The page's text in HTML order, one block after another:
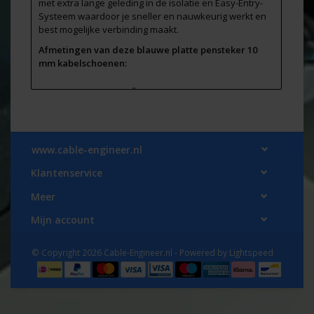
met extra lange geleding in de isolatie en Easy-Entry-
Systeem waardoor je sneller en nauwkeurig werkt en
best mogelijke verbinding maakt.
Afmetingen van deze blauwe platte pensteker 10
mm kabelschoenen:
B = 2,3 mm
L = 19,8 mm
E = 10,0 mm
D = 5,0 mm
d1 = 2,3 mm
www.cable-engineer.nl
Klantenservice
Meer
Mijn account
© Copyright 2026 Cable-Engineer.nl - Powered by Lightspeed